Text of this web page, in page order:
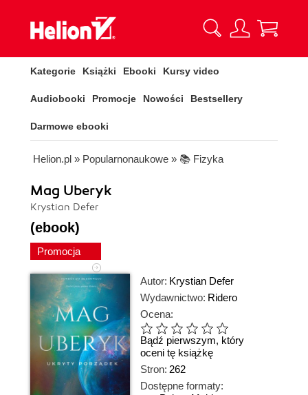
Kategorie Książki Ebooki Kursy video
Audiobooki Promocje Nowości Bestsellery
Darmowe ebooki
Helion.pl » Popularnonaukowe » 📚 Fizyka
Mag Uberyk
Krystian Defer
(ebook)
Promocja
Autor: Krystian Defer
Wydawnictwo: Ridero
Ocena:
Bądź pierwszym, który
oceni tę książkę
Stron: 262
Dostępne formaty: